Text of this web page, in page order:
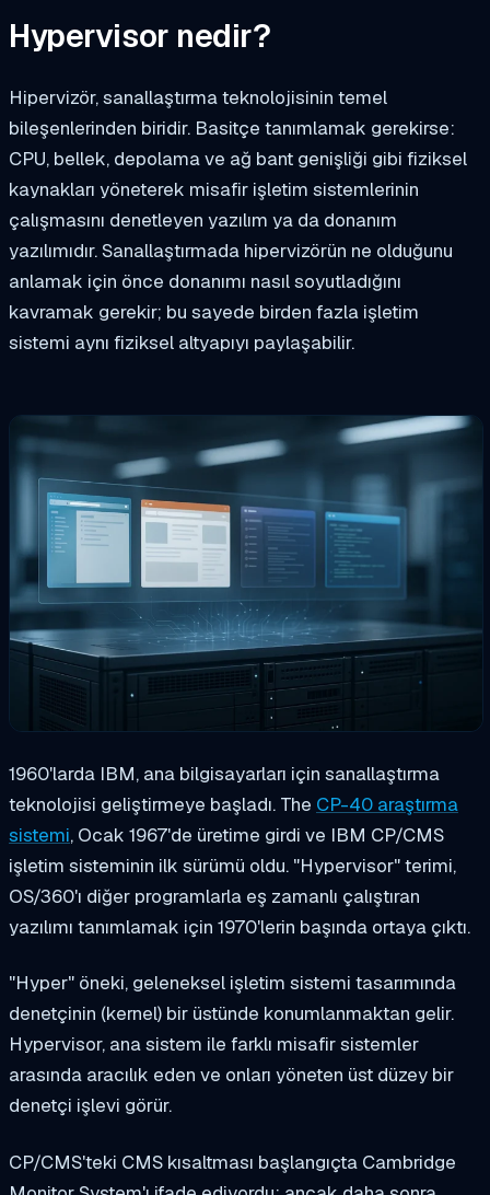
Hypervisor nedir?
Hipervizör, sanallaştırma teknolojisinin temel
bileşenlerinden biridir. Basitçe tanımlamak gerekirse:
CPU, bellek, depolama ve ağ bant genişliği gibi fiziksel
kaynakları yöneterek misafir işletim sistemlerinin
çalışmasını denetleyen yazılım ya da donanım
yazılımıdır. Sanallaştırmada hipervizörün ne olduğunu
anlamak için önce donanımı nasıl soyutladığını
kavramak gerekir; bu sayede birden fazla işletim
sistemi aynı fiziksel altyapıyı paylaşabilir.
1960'larda IBM, ana bilgisayarları için sanallaştırma
teknolojisi geliştirmeye başladı. The CP-40 araştırma
sistemi, Ocak 1967'de üretime girdi ve IBM CP/CMS
işletim sisteminin ilk sürümü oldu. "Hypervisor" terimi,
OS/360'ı diğer programlarla eş zamanlı çalıştıran
yazılımı tanımlamak için 1970'lerin başında ortaya çıktı.
"Hyper" öneki, geleneksel işletim sistemi tasarımında
denetçinin (kernel) bir üstünde konumlanmaktan gelir.
Hypervisor, ana sistem ile farklı misafir sistemler
arasında aracılık eden ve onları yöneten üst düzey bir
denetçi işlevi görür.
CP/CMS'teki CMS kısaltması başlangıçta Cambridge